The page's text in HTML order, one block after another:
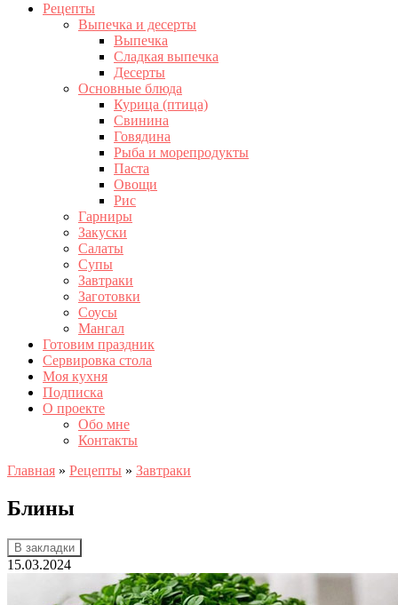
Рецепты
Выпечка и десерты
Выпечка
Сладкая выпечка
Десерты
Основные блюда
Курица (птица)
Свинина
Говядина
Рыба и морепродукты
Паста
Овощи
Рис
Гарниры
Закуски
Салаты
Супы
Завтраки
Заготовки
Соусы
Мангал
Готовим праздник
Сервировка стола
Моя кухня
Подписка
О проекте
Обо мне
Контакты
Главная » Рецепты » Завтраки
Блины
В закладки
15.03.2024